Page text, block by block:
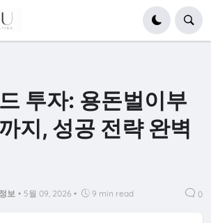
투자: 용돈벌이부
지, 성공 전략 완벽
보 • 5월 09, 2026 • 9 min read 0